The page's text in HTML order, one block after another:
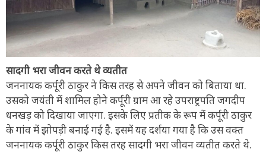
सादगी भरा जीवन करते थे व्यतीत
जननायक कर्पूरी ठाकुर ने किस तरह से अपने जीवन को बिताया था.
उसको जयंती में शामिल होने कर्पूरी ग्राम आ रहे उपराष्ट्रपति जगदीप
धनखड़ को दिखाया जाएगा. इसके लिए प्रतीक के रूप में कर्पूरी ठाकुर
के गांव में झोपड़ी बनाई गई है. इसमें यह दर्शया गया है कि उस वक्त
जननायक कर्पूरी ठाकुर किस तरह सादगी भरा जीवन व्यतीत करते थे.